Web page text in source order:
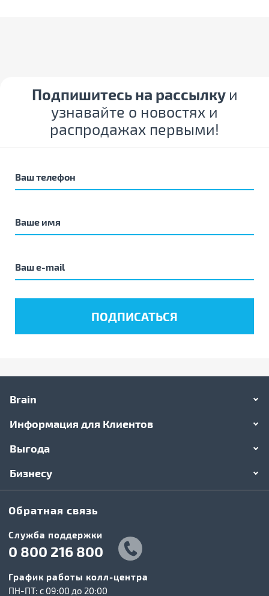
Подпишитесь на рассылку и
узнавайте о новостях и
распродажах первыми!
Brain
Информация для Клиентов
Выгода
Бизнесу
Обратная связь
Служба поддержки
0 800 216 800
График работы колл-центра
ПН-ПТ: c 09:00 до 20:00